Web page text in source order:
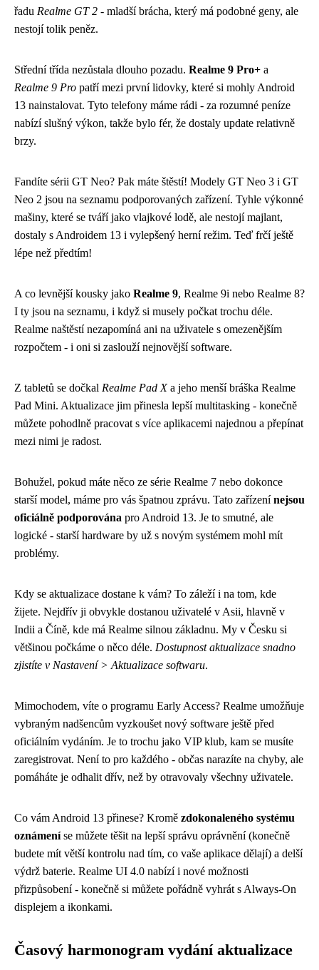
řadu Realme GT 2 - mladší brácha, který má podobné geny, ale
nestojí tolik peněz.
Střední třída nezůstala dlouho pozadu. Realme 9 Pro+ a
Realme 9 Pro patří mezi první lidovky, které si mohly Android
13 nainstalovat. Tyto telefony máme rádi - za rozumné peníze
nabízí slušný výkon, takže bylo fér, že dostaly update relativně
brzy.
Fandíte sérii GT Neo? Pak máte štěstí! Modely GT Neo 3 i GT
Neo 2 jsou na seznamu podporovaných zařízení. Tyhle výkonné
mašiny, které se tváří jako vlajkové lodě, ale nestojí majlant,
dostaly s Androidem 13 i vylepšený herní režim. Teď frčí ještě
lépe než předtím!
A co levnější kousky jako Realme 9, Realme 9i nebo Realme 8?
I ty jsou na seznamu, i když si musely počkat trochu déle.
Realme naštěstí nezapomíná ani na uživatele s omezenějším
rozpočtem - i oni si zaslouží nejnovější software.
Z tabletů se dočkal Realme Pad Xa jeho menší bráška Realme
Pad Mini. Aktualizace jim přinesla lepší multitasking - konečně
můžete pohodlně pracovat s více aplikacemi najednou a přepínat
mezi nimi je radost.
Bohužel, pokud máte něco ze série Realme 7 nebo dokonce
starší model, máme pro vás špatnou zprávu. Tato zařízenínejsou
oficiálně podporována pro Android 13. Je to smutné, ale
logické - starší hardware by už s novým systémem mohl mít
problémy.
Kdy se aktualizace dostane k vám? To záleží i na tom, kde
žijete. Nejdřív ji obvykle dostanou uživatelé v Asii, hlavně v
Indii a Číně, kde má Realme silnou základnu. My v Česku si
většinou počkáme o něco déle. Dostupnost aktualizace snadno
zjistíte v Nastavení > Aktualizace softwaru.
Mimochodem, víte o programu Early Access? Realme umožňuje
vybraným nadšencům vyzkoušet nový software ještě před
oficiálním vydáním. Je to trochu jako VIP klub, kam se musíte
zaregistrovat. Není to pro každého - občas narazíte na chyby, ale
pomáháte je odhalit dřív, než by otravovaly všechny uživatele.
Co vám Android 13 přinese? Kromě zdokonaleného systému
oznámeníse můžete těšit na lepší správu oprávnění (konečně
budete mít větší kontrolu nad tím, co vaše aplikace dělají) a delší
výdrž baterie. Realme UI 4.0 nabízí i nové možnosti
přizpůsobení - konečně si můžete pořádně vyhrát s Always-On
displejem a ikonkami.
Časový harmonogram vydání aktualizace